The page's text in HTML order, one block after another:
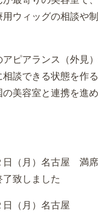
用ウィッグの相談や
アピアランス（外見
相談できる状態を作
の美容室と連携を進
日（月）名古屋 満
了致しました
日（月）名古屋